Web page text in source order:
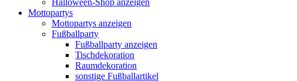
Halloween-Shop anzeigen
Mottopartys
Mottopartys anzeigen
Fußballparty
Fußballparty anzeigen
Tischdekoration
Raumdekoration
sonstige Fußballartikel